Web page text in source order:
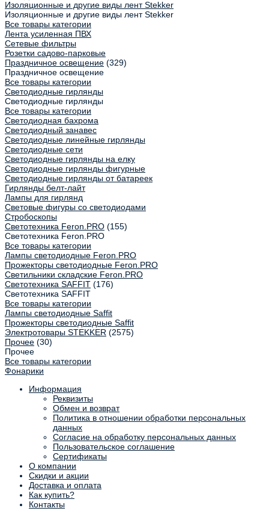
Изоляционные и другие виды лент Stekker
Изоляционные и другие виды лент Stekker
Все товары категории
Лента усиленная ПВХ
Сетевые фильтры
Розетки садово-парковые
Праздничное освещение (329)
Праздничное освещение
Все товары категории
Светодиодные гирлянды
Светодиодные гирлянды
Все товары категории
Светодиодная бахрома
Светодиодный занавес
Светодиодные линейные гирлянды
Светодиодные сети
Светодиодные гирлянды на елку
Светодиодные гирлянды фигурные
Светодиодные гирлянды от батареек
Гирлянды белт-лайт
Лампы для гирлянд
Световые фигуры со светодиодами
Стробоскопы
Светотехника Feron.PRO (155)
Светотехника Feron.PRO
Все товары категории
Лампы светодиодные Feron.PRO
Прожекторы светодиодные Feron.PRO
Светильники складские Feron.PRO
Светотехника SAFFIT (176)
Светотехника SAFFIT
Все товары категории
Лампы светодиодные Saffit
Прожекторы светодиодные Saffit
Электротовары STEKKER (2575)
Прочее (30)
Прочее
Все товары категории
Фонарики
Информация
Реквизиты
Обмен и возврат
Политика в отношении обработки персональных
данных
Согласие на обработку персональных данных
Пользовательское соглашение
Сертификаты
О компании
Скидки и акции
Доставка и оплата
Как купить?
Контакты